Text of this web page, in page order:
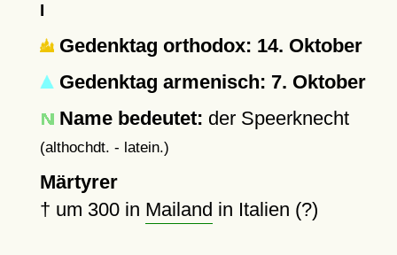
I
Gedenktag orthodox: 14. Oktober
Gedenktag armenisch: 7. Oktober
Name bedeutet: der Speerknecht
(althochdt. - latein.)
Märtyrer
† um 300in Mailand in Italien (?)